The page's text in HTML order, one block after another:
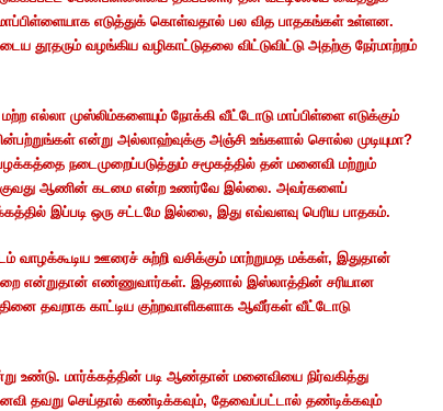
எடுத்துக் கொள்வதால் பல வித பாதகங்கள் உள்ளன.
தூதரும் வழங்கிய வழிகாட்டுதலை விட்டுவிட்டு அதற்கு நேர்மாற்றம்
மற்ற எல்லா முஸ்லிம்களையும் நோக்கி வீட்டோடு மாப்பிள்ளை எடுக்கும்
என்று அல்லாஹ்வுக்கு அஞ்சி உங்களால் சொல்ல முடியுமா?
நடைமுறைப்படுத்தும் சமூகத்தில் தன் மனைவி மற்றும்
ஆணின் கடமை என்ற உணர்வே இல்லை. அவர்களைப்
இப்படி ஒரு சட்டமே இல்லை, இது எவ்வளவு பெரிய பாதகம்.
வாழக்கூடிய ஊரைச் சுற்றி வசிக்கும் மாற்றுமத மக்கள், இதுதான்
என்றுதான் எண்ணுவார்கள். இதனால் இஸ்லாத்தின் சரியான
தவறாக காட்டிய குற்றவாளிகளாக ஆவீர்கள் வீட்டோடு
உண்டு. மார்க்கத்தின் படி ஆண்தான் மனைவியை நிர்வகித்து
தவறு செய்தால் கண்டிக்கவும், தேவைப்பட்டால் தண்டிக்கவும்